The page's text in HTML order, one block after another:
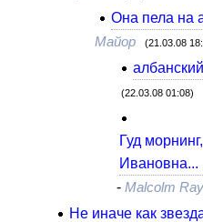
Она пела на
Майор
(21.03.08
(22.03.08 01:08)
Гуд
Ивановна...
- Malcolm
Не иначе как